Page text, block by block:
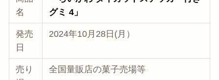
名
グミ 4」
発売
日
2024年10月28日(月）
売り
全国量販店の菓子売場等